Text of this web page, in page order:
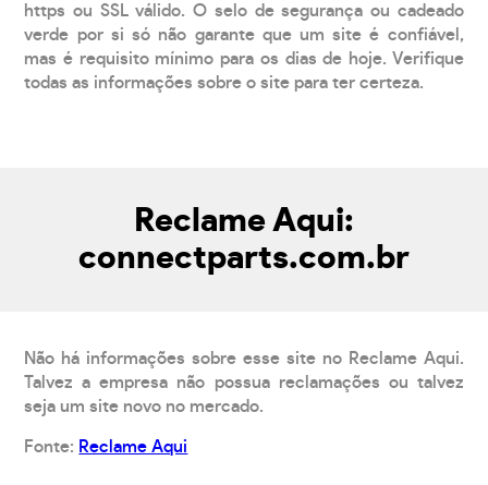
https ou SSL válido. O selo de segurança ou cadeado
verde por si só não garante que um site é confiável,
mas é requisito mínimo para os dias de hoje. Verifique
todas as informações sobre o site para ter certeza.
Reclame Aqui:
connectparts.com.br
Não há informações sobre esse site no Reclame Aqui.
Talvez a empresa não possua reclamações ou talvez
seja um site novo no mercado.
Fonte: Reclame Aqui